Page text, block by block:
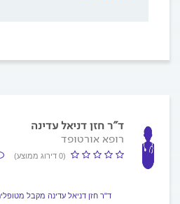
ד"ר חזן דניאל עדינה
רופא אורטופד
(0 דירוג ממוצע)
ד"ר חזן דניאל עדינה מקבל